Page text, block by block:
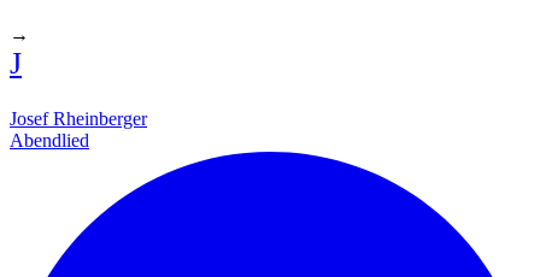
→
J
Josef Rheinberger
Abendlied